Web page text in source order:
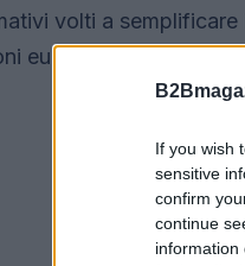
If you wish
sensitive
confirm
continue
information
volti a
europee.